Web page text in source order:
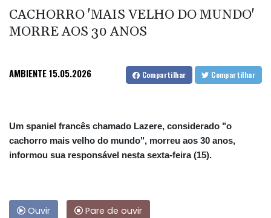
CACHORRO 'MAIS VELHO DO MUNDO'
MORRE AOS 30 ANOS
AMBIENTE15.05.2026 Compartilhar Compartilhar
Um spaniel francês chamado Lazere, considerado "o
cachorro mais velho do mundo", morreu aos 30 anos,
informou sua responsável nesta sexta-feira (15).
Ouvir Pare de ouvir